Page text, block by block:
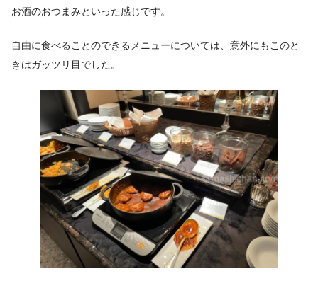
お酒のおつまみといった感じです。
自由に食べることのできるメニューについては、意外にもこのと
きはガッツリ目でした。